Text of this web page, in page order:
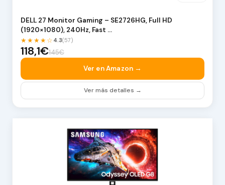
DELL 27 Monitor Gaming – SE2726HG, Full HD
(1920×1080), 240Hz, Fast …
★★★★☆ 4.3(57)
118,1€145€
Ver en Amazon →
Ver más detalles →